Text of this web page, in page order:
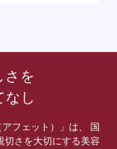
さを
なし
フェット）」は、 国
切さを大切にする美容